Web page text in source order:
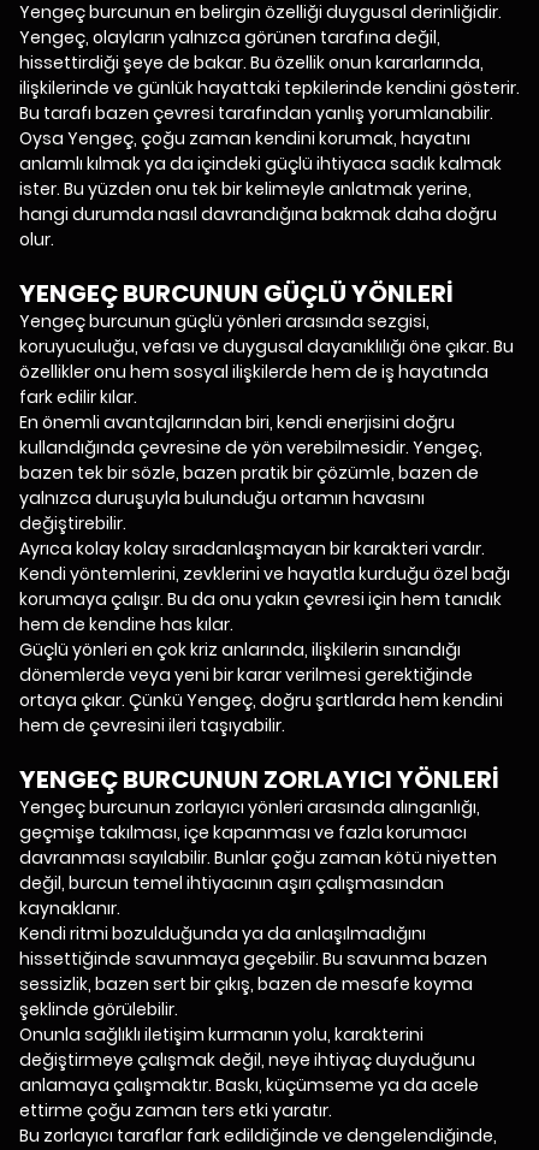
Yengeç burcunun en belirgin özelliği duygusal derinliğidir.
Yengeç, olayların yalnızca görünen tarafına değil,
hissettirdiği şeye de bakar. Bu özellik onun kararlarında,
ilişkilerinde ve günlük hayattaki tepkilerinde kendini gösterir.
Bu tarafı bazen çevresi tarafından yanlış yorumlanabilir.
Oysa Yengeç, çoğu zaman kendini korumak, hayatını
anlamlı kılmak ya da içindeki güçlü ihtiyaca sadık kalmak
ister. Bu yüzden onu tek bir kelimeyle anlatmak yerine,
hangi durumda nasıl davrandığına bakmak daha doğru
olur.
YENGEÇ BURCUNUN GÜÇLÜ YÖNLERİ
Yengeç burcunun güçlü yönleri arasında sezgisi,
koruyuculuğu, vefası ve duygusal dayanıklılığı öne çıkar. Bu
özellikler onu hem sosyal ilişkilerde hem de iş hayatında
fark edilir kılar.
En önemli avantajlarından biri, kendi enerjisini doğru
kullandığında çevresine de yön verebilmesidir. Yengeç,
bazen tek bir sözle, bazen pratik bir çözümle, bazen de
yalnızca duruşuyla bulunduğu ortamın havasını
değiştirebilir.
Ayrıca kolay kolay sıradanlaşmayan bir karakteri vardır.
Kendi yöntemlerini, zevklerini ve hayatla kurduğu özel bağı
korumaya çalışır. Bu da onu yakın çevresi için hem tanıdık
hem de kendine has kılar.
Güçlü yönleri en çok kriz anlarında, ilişkilerin sınandığı
dönemlerde veya yeni bir karar verilmesi gerektiğinde
ortaya çıkar. Çünkü Yengeç, doğru şartlarda hem kendini
hem de çevresini ileri taşıyabilir.
YENGEÇ BURCUNUN ZORLAYICI YÖNLERİ
Yengeç burcunun zorlayıcı yönleri arasında alınganlığı,
geçmişe takılması, içe kapanması ve fazla korumacı
davranması sayılabilir. Bunlar çoğu zaman kötü niyetten
değil, burcun temel ihtiyacının aşırı çalışmasından
kaynaklanır.
Kendi ritmi bozulduğunda ya da anlaşılmadığını
hissettiğinde savunmaya geçebilir. Bu savunma bazen
sessizlik, bazen sert bir çıkış, bazen de mesafe koyma
şeklinde görülebilir.
Onunla sağlıklı iletişim kurmanın yolu, karakterini
değiştirmeye çalışmak değil, neye ihtiyaç duyduğunu
anlamaya çalışmaktır. Baskı, küçümseme ya da acele
ettirme çoğu zaman ters etki yaratır.
Bu zorlayıcı taraflar fark edildiğinde ve dengelendiğinde,